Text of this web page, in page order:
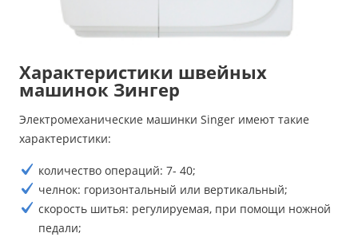
Характеристики швейных
машинок Зингер
Электромеханические машинки Singer имеют такие
характеристики:
количество операций: 7- 40;
челнок: горизонтальный или вертикальный;
скорость шитья: регулируемая, при помощи ножной
педали;